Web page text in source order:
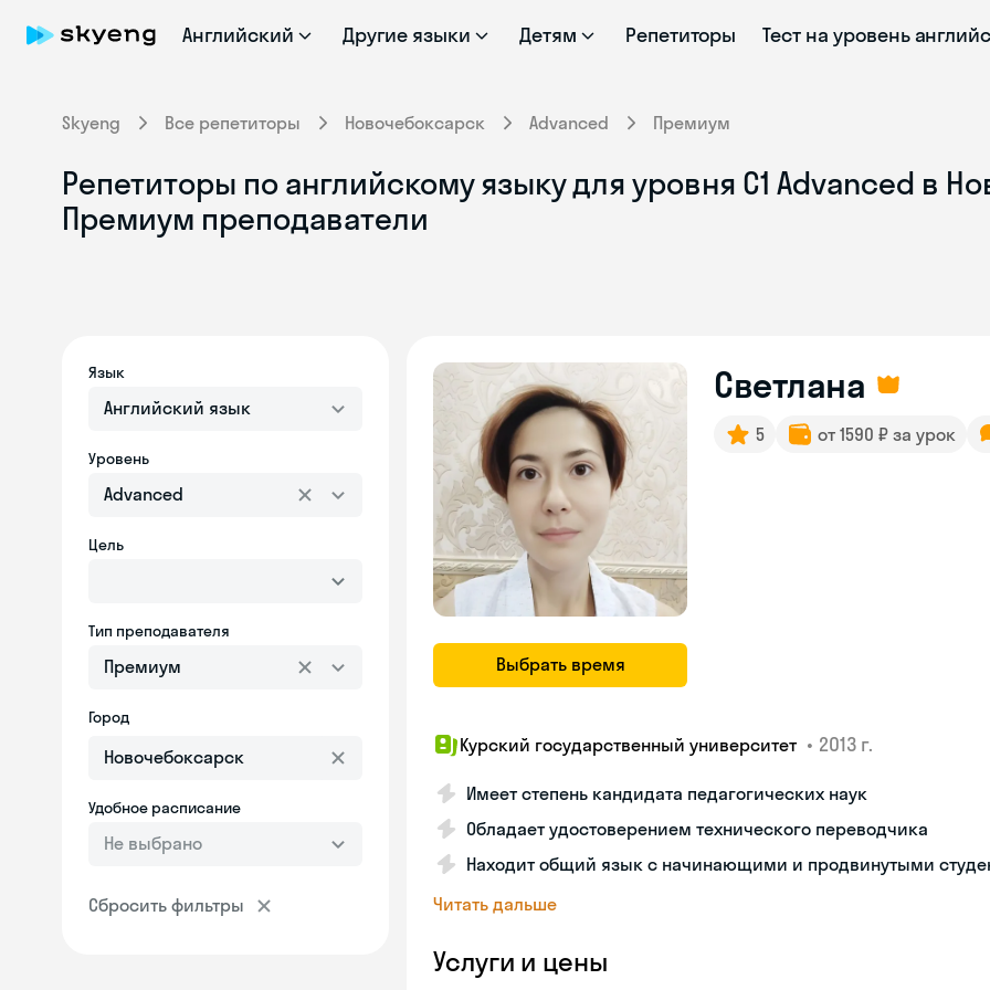
Английский Другие языки Детям Репетиторы Тест на уровень
Skyeng Все репетиторы Новочебоксарск Advanced Премиум
Репетиторы по английскому языку для уровня C1 Advanced в
Премиум преподаватели
Язык
Английский язык
Уровень
Advanced
Цель
Тип преподавателя
Премиум
Город
Удобное расписание
Не выбрано
Сбросить фильтры
Выбрать время
Светлана
5 от 1590 ₽ за урок
Курский государственный университет • 2013 г.
Имеет степень кандидата педагогических наук
Обладает удостоверением технического переводчика
Находит общий язык с начинающими и продвинутыми
Читать дальше
Услуги и цены